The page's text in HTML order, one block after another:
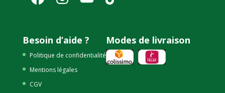
Besoin d’aide ?
Politique de confidentialité
Mentions légales
CGV
Modes de livraison